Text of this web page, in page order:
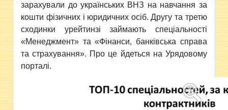
зарахували до українських ВНЗ на навчання за
кошти фізичних і юридичних осіб. Другу та третю
сходинки урейтинзі займають спеціальності
«Менеджмент» та «Фінанси, банківська справа
та страхування». Про це йдеться на Урядовому
порталі.